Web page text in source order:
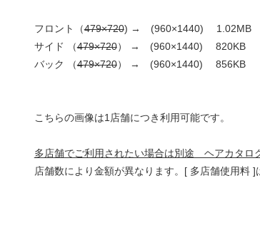
フロント（479×720) → (960×1440) 1.02MB
サイド （479×720） → (960×1440) 820KB
バック （479×720） → (960×1440) 856KB
こちらの画像は1店舗につき利用可能です。
多店舗でご利用されたい場合は別途 ヘアカタ
店舗数により金額が異なります。[ 多店舗使用料 ]